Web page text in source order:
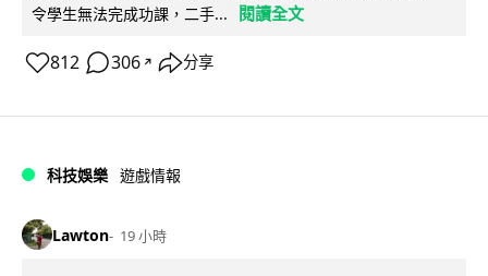
令學生無法完成功課，二手...
閱讀全文
812 306 ↗ 分享
科技娛樂 遊戲情報
Lawton 19 小時